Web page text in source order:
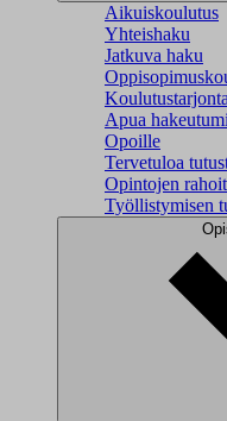
Aikuiskoulutus
Yhteishaku
Jatkuva haku
Koulutustarjonta
Apua
Opoille
Tervetuloa
Opintojen
Työllistymisen